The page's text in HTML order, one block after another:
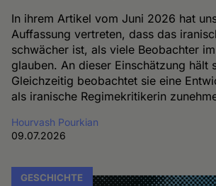
In ihrem Artikel vom Juni 2026 hat
Auffassung vertreten, dass das
schwächer ist, als viele Beobachter
glauben. An dieser Einschätzung hält
Gleichzeitig beobachtet sie eine
als iranische Regimekritikerin
Hourvash Pourkian
09.07.2026
GESCHICHTE